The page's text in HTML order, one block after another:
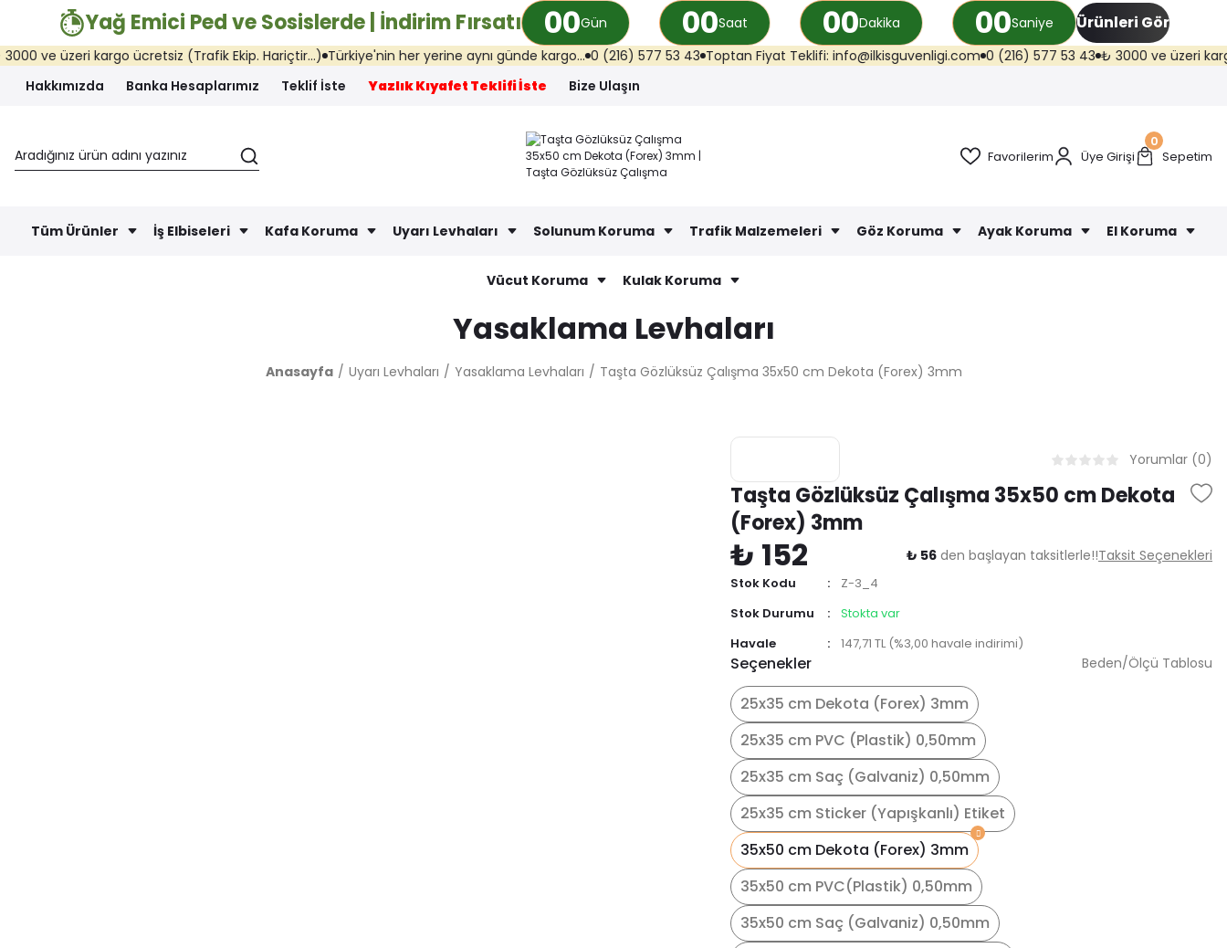
Yağ Emici Ped ve Sosislerde | İndirim Fırsatı 00Gün 00Saat 00Dakika 00Saniye Ürünleri Gör
kargo ücretsiz (Trafik Ekip. Hariçtir...) Türkiye'nin her yerine aynı günde kargo... 0 (216) 577 53 43 Toptan Fiyat Teklifi: info@ilkisguvenligi.com 0 (216) 577 53 43 ₺ 3000 ve üzeri kargo ücretsiz
Hakkımızda
Banka Hesaplarımız Teklif İste Yazlık Kıyafet Teklifi İste Bize Ulaşın
Favorilerim Üye Girişi
0
Sepetim
Tüm Ürünler İş Elbiseleri Kafa Koruma Uyarı Levhaları Solunum Koruma Trafik Malzemeleri Göz Koruma Ayak Koruma El Koruma
Vücut Koruma Kulak Koruma
Yasaklama Levhaları
Anasayfa Uyarı Levhaları Yasaklama Levhaları Taşta Gözlüksüz Çalışma 35x50 cm Dekota (Forex) 3mm
Yorumlar (0)
Taşta Gözlüksüz Çalışma 35x50 cm Dekota
(Forex) 3mm
₺ 152 ₺ 56 den başlayan taksitlerle!!Taksit Seçenekleri
Stok Kodu
Z-3_4
Stok Durumu
Stokta var
Havale
147,71 TL (%3,00 havale indirimi)
Seçenekler
25x35 cm Dekota (Forex) 3mm
25x35 cm PVC (Plastik) 0,50mm
25x35 cm Saç (Galvaniz) 0,50mm
25x35 cm Sticker (Yapışkanlı) Etiket
35x50 cm Dekota (Forex) 3mm
35x50 cm PVC(Plastik) 0,50mm
35x50 cm Saç (Galvaniz) 0,50mm
Beden/Ölçü Tablosu